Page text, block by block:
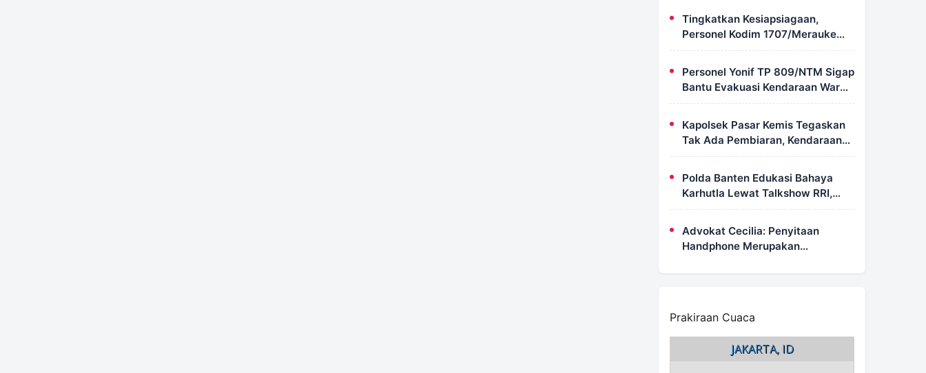
Tingkatkan Kesiapsiagaan,
Personel Kodim 1707/Merauke
Asah Ketrampilan Bersama
Petugas Damkar
Personel Yonif TP 809/NTM Sigap
Bantu Evakuasi Kendaraan Warga
Wapoania yang Terperosok ke
Kapolsek Pasar Kemis Tegaskan
Tak Ada Pembiaran, Kendaraan
Berat yang Parkir di Bahu Jalan
Langsung Ditertibkan
Polda Banten Edukasi Bahaya
Karhutla Lewat Talkshow RRI,
Masyarakat Diingatkan Ancaman
Pidana Pembakaran Lahan
Advokat Cecilia: Penyitaan
Handphone Merupakan
Prakiraan Cuaca
JAKARTA, ID